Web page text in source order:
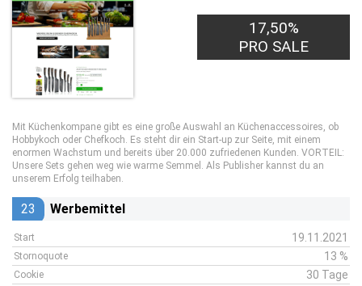
17,50%
PRO SALE
Mit Küchenkompane gibt es eine große Auswahl an Küchenaccessoires, ob
Hobbykoch oder Chefkoch. Es steht dir ein Start-up zur Seite, mit einem
enormen Wachstum und bereits über 20.000 zufriedenen Kunden. VORTEIL:
Unsere Sets gehen weg wie warme Semmel. Als Publisher kannst du an
unserem Erfolg teilhaben.
23 Werbemittel
Start 19.11.2021
Stornoquote 13 %
Cookie 30 Tage